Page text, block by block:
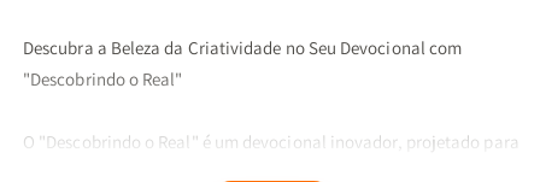
Descubra a Beleza da Criatividade no Seu Devocional com
"Descobrindo o Real"
O "Descobrindo o Real" é um devocional inovador, projetado para